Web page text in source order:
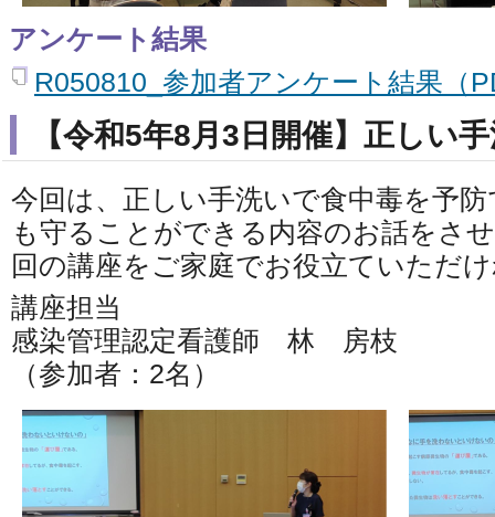
アンケート結果
R050810_参加者アンケート結果（
【令和5年8月3日開催】正しい
今回は、正しい手洗いで食中毒を予
も守ることができる内容のお話をさ
回の講座をご家庭でお役立ていただ
講座担当
感染管理認定看護師 林 房枝
（参加者：2名）